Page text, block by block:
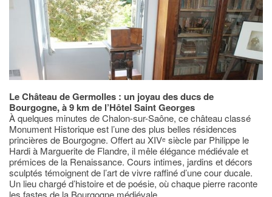
Le Château de Germolles : un joyau des ducs de
Bourgogne, à 9 km de l’Hôtel Saint Georges
À quelques minutes de Chalon-sur-Saône, ce château classé
Monument Historique est l’une des plus belles résidences
princières de Bourgogne. Offert au XIVᵉ siècle par Philippe le
Hardi à Marguerite de Flandre, il mêle élégance médiévale et
prémices de la Renaissance. Cours intimes, jardins et décors
sculptés témoignent de l’art de vivre raffiné d’une cour ducale.
Un lieu chargé d’histoire et de poésie, où chaque pierre raconte
les fastes de la Bourgogne médiévale